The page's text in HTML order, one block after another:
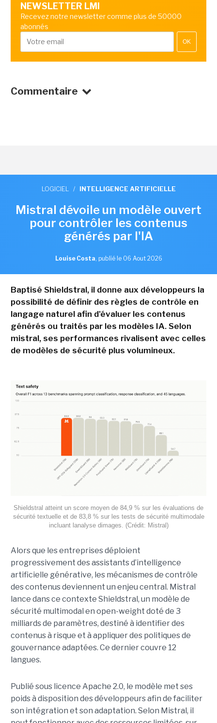
NEWSLETTER LMI
Recevez notre newsletter comme plus de 50000
abonnés
OK
Commentaire
LOGICIEL / INTELLIGENCE ARTIFICIELLE
Mistral dévoile un modèle ouvert
pour contrôler les contenus
générés par l'IA
Louise Costa, publié le 06 Aout 2026
Baptisé Shieldstral, il donne aux développeurs la
possibilité de définir des règles de contrôle en
langage naturel afin d'évaluer les contenus
générés ou traités par les modèles IA. Selon
mistral, ses performances rivalisent avec celles
de modèles de sécurité plus volumineux.
Shieldstral atteint un score moyen de 84,9 % sur les évaluations de
sécurité textuelle et de 83,8 % sur les tests de sécurité multimodale
incluant lanalyse dimages. (Crédit: Mistral)
Alors que les entreprises déploient
progressivement des assistants d’intelligence
artificielle générative, les mécanismes de contrôle
des contenus deviennent un enjeu central. Mistral
lance dans ce contexte Shieldstral, un modèle de
sécurité multimodal en open-weight doté de 3
milliards de paramètres, destiné à identifier des
contenus à risque et à appliquer des politiques de
gouvernance adaptées. Ce derniercouvre 12
langues.
Publié sous licence Apache 2.0, le modèle met ses
poids à disposition des développeurs afin de faciliter
son intégration et son adaptation. Selon Mistral, il